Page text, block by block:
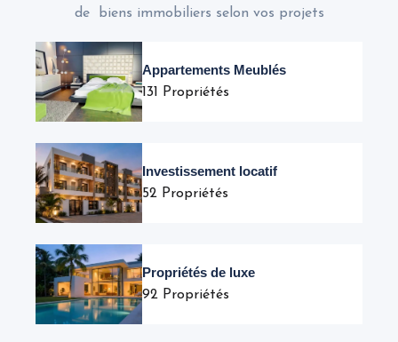
de biens immobiliers selon vos projets
Appartements Meublés
131 Propriétés
Investissement locatif
52 Propriétés
Propriétés de luxe
92 Propriétés